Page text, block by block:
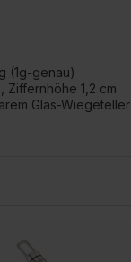
(1g-genau)
Ziffernhöhe 1,2 cm
Glas-Wiegeteller